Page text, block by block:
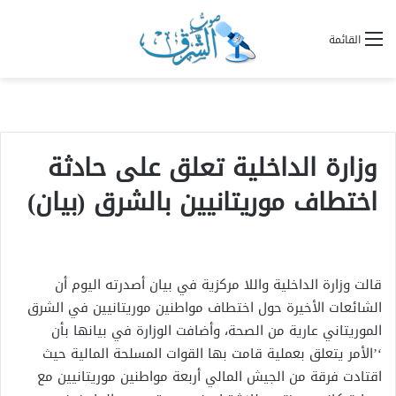
القائمة
وزارة الداخلية تعلق على حادثة
اختطاف موريتانيين بالشرق (بيان)
قالت وزارة الداخلية واللا مركزية في بيان أصدرته اليوم أن
الشائعات الأخيرة حول اختطاف مواطنين موريتانيين في الشرق
الموريتاني عارية من الصحة، وأضافت الوزارة في بيانها بأن
‘’الأمر يتعلق بعملية قامت بها القوات المسلحة المالية حيث
اقتادت فرقة من الجيش المالي أربعة مواطنين موريتانيين مع